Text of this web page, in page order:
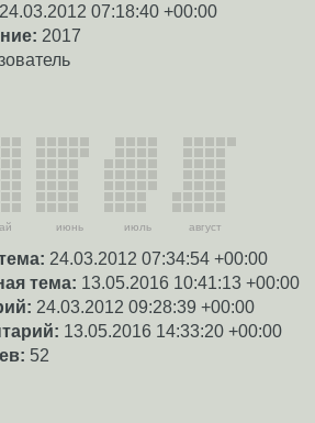
24.03.2012 07:18:40 +00:00
2017
июнь июль август
24.03.2012 07:34:54 +00:00
тема: 13.05.2016 10:41:13 +00:00
24.03.2012 09:28:39 +00:00
13.05.2016 14:33:20 +00:00
52